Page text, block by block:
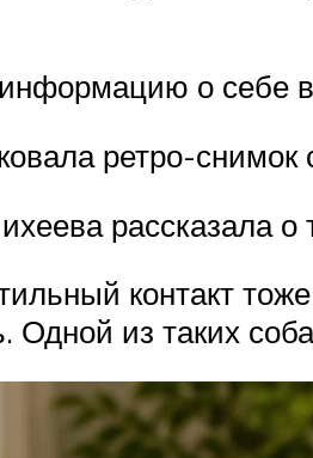
о себе
ретро-
рассказала о
контакт
Одной из таких